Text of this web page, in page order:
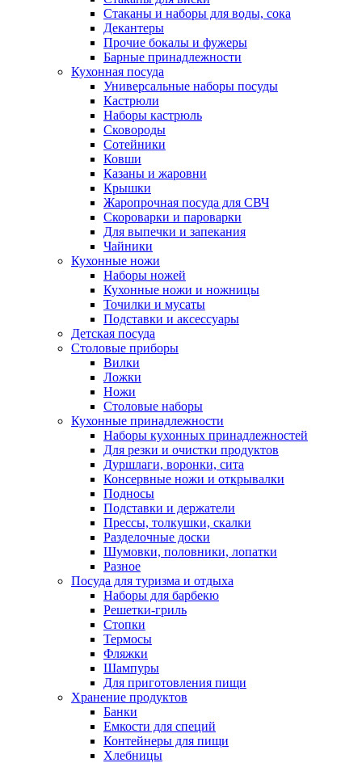
Стаканы и наборы для воды, сока
Декантеры
Прочие бокалы и фужеры
Барные принадлежности
Кухонная посуда
Универсальные наборы посуды
Кастрюли
Наборы кастрюль
Сковороды
Сотейники
Ковши
Казаны и жаровни
Крышки
Жаропрочная посуда для СВЧ
Скороварки и пароварки
Для выпечки и запекания
Чайники
Кухонные ножи
Наборы ножей
Кухонные ножи и ножницы
Точилки и мусаты
Подставки и аксессуары
Детская посуда
Столовые приборы
Вилки
Ложки
Ножи
Столовые наборы
Кухонные принадлежности
Наборы кухонных принадлежностей
Для резки и очистки продуктов
Дуршлаги, воронки, сита
Консервные ножи и открывалки
Подносы
Подставки и держатели
Прессы, толкушки, скалки
Разделочные доски
Шумовки, половники, лопатки
Разное
Посуда для туризма и отдыха
Наборы для барбекю
Решетки-гриль
Стопки
Термосы
Фляжки
Шампуры
Для приготовления пищи
Хранение продуктов
Банки
Емкости для специй
Контейнеры для пищи
Хлебницы